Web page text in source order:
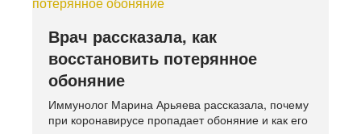
Врач рассказала, как
восстановить потерянное
обоняние
Иммунолог Марина Арьяева рассказала, почему
при коронавирусе пропадает обоняние и как его